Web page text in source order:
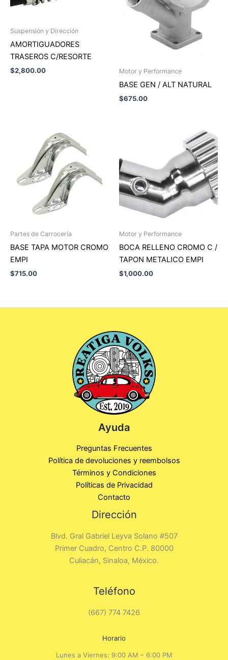
Suspensión y Dirección
AMORTIGUADORES
TRASEROS C/RESORTE
$2,800.00 Motor y Performance
BASE GEN / ALT NATURAL
$675.00
Partes de Carrocería
BASE TAPA MOTOR CROMO
EMPI
$715.00
Motor y Performance
BOCA RELLENO CROMO C /
TAPON METALICO EMPI
$1,000.00
Ayuda
Preguntas Frecuentes
Política de devoluciones y reembolsos
Términos y Condiciones
Políticas de Privacidad
Contacto
Dirección
Blvd. Gral Gabriel Leyva Solano #507
Primer Cuadro, Centro C.P. 80000
Culiacán, Sinaloa, México.
Teléfono
(667) 774 7426
Horario
Lunes a Viernes: 9:00 AM – 6:00 PM